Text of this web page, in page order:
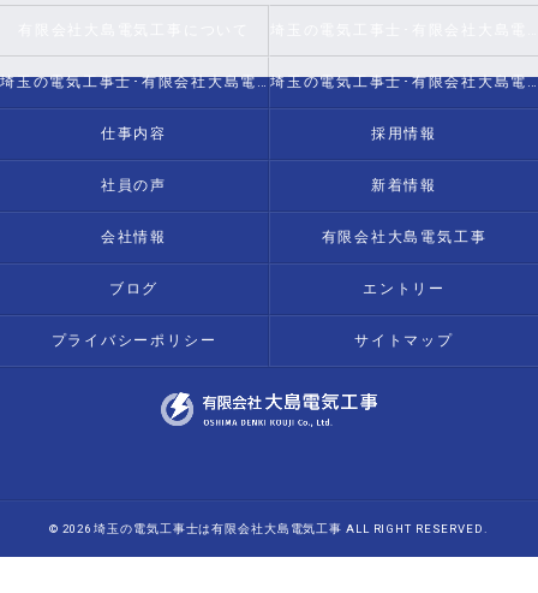
埼玉の電気工事士･有限会社大島電気工事の評判 埼玉の電気工事士･有限会社大島電気工事のお客様の声
仕事内容 採用情報
社員の声 新着情報
会社情報 有限会社大島電気工事
ブログ エントリー
プライバシーポリシー サイトマップ
© 2026 埼玉の電気工事士は有限会社大島電気工事 ALL RIGHT RESERVED.